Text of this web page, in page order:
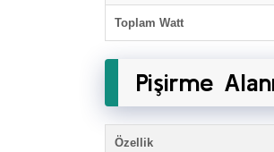
Toplam Watt
Pişirme
Özellik